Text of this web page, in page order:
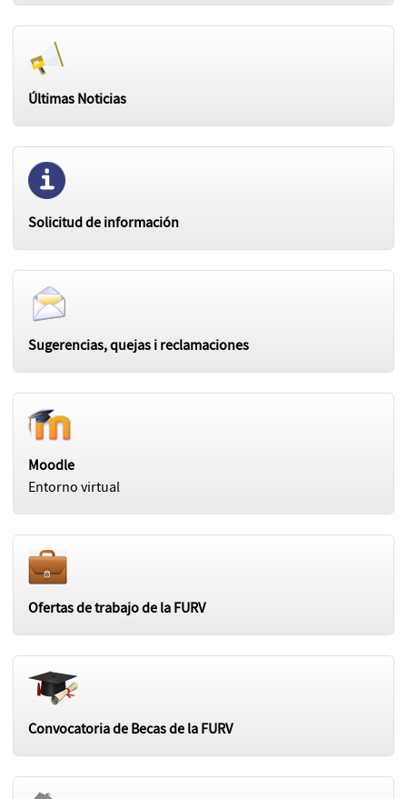
Últimas Noticias
Solicitud de información
Sugerencias, quejas i reclamaciones
Moodle
Entorno virtual
Ofertas de trabajo de la FURV
Convocatoria de Becas de la FURV